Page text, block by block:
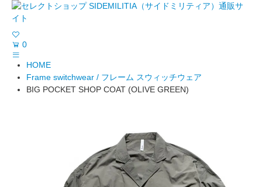
0
HOME
Frame switchwear / フレーム スウィッチウェア
BIG POCKET SHOP COAT (OLIVE GREEN)